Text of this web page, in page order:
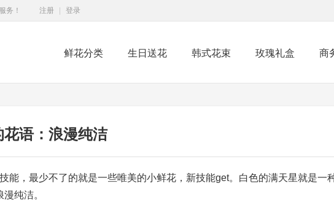
务！ 注册 登录
鲜花分类 生日送花 韩式花束 玫瑰礼盒 商
语：浪漫纯洁
能，最少不了的就是一些唯美的小鲜花，新技能get。白色的满天星就是一
纯洁。